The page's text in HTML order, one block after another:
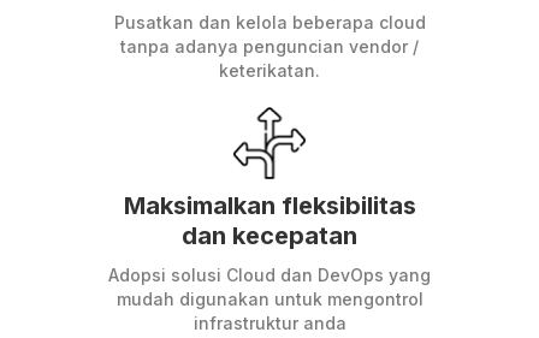
Pusatkan dan kelola beberapa cloud
tanpa adanya penguncian vendor /
keterikatan.
Maksimalkan fleksibilitas
dan kecepatan
Adopsi solusi Cloud dan DevOps yang
mudah digunakan untuk mengontrol
infrastruktur anda